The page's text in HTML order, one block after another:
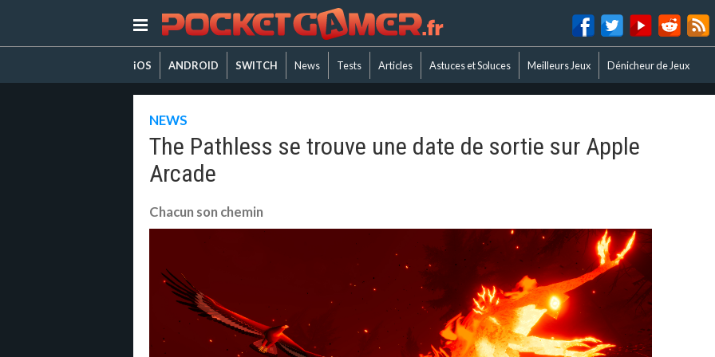
iOS ANDROID SWITCH News Tests Articles Astuces et Soluces Meilleurs Jeux Dénicheur de Jeux
NEWS
The Pathless se trouve une date de sortie sur Apple
Arcade
Chacun son chemin